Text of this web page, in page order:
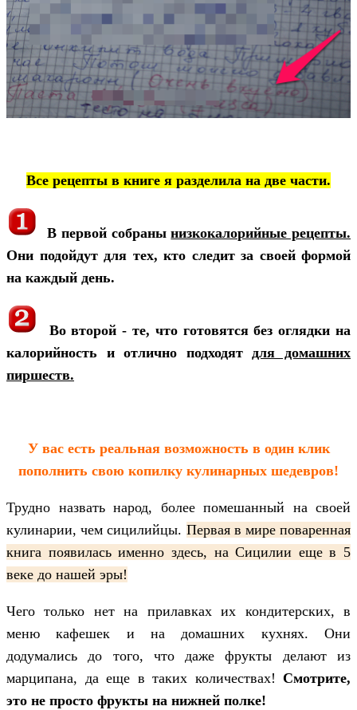
Все рецепты в книге я разделила на две части.
В первой собранынизкокалорийные рецепты.
Они подойдут для тех, кто следит за своей формой
на каждый день.
Во второй - те, что готовятся без оглядки на
калорийность и отлично подходятдля домашних
пиршеств.
У вас есть реальная возможность в один клик
пополнить свою копилку кулинарных шедевров!
Трудно назвать народ, более помешанный на своей
кулинарии, чем сицилийцы. Первая в мире поваренная
книга появилась именно здесь, на Сицилии еще в 5
веке до нашей эры!
Чего только нет на прилавках их кондитерских, в
меню кафешек и на домашних кухнях. Они
додумались до того, что даже фрукты делают из
марципана, да еще в таких количествах! Смотрите,
это не просто фрукты на нижней полке!